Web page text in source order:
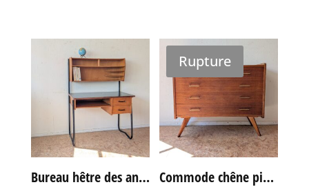
Bureau hêtre des années 60
Rupture
Commode chêne pieds compas vintage